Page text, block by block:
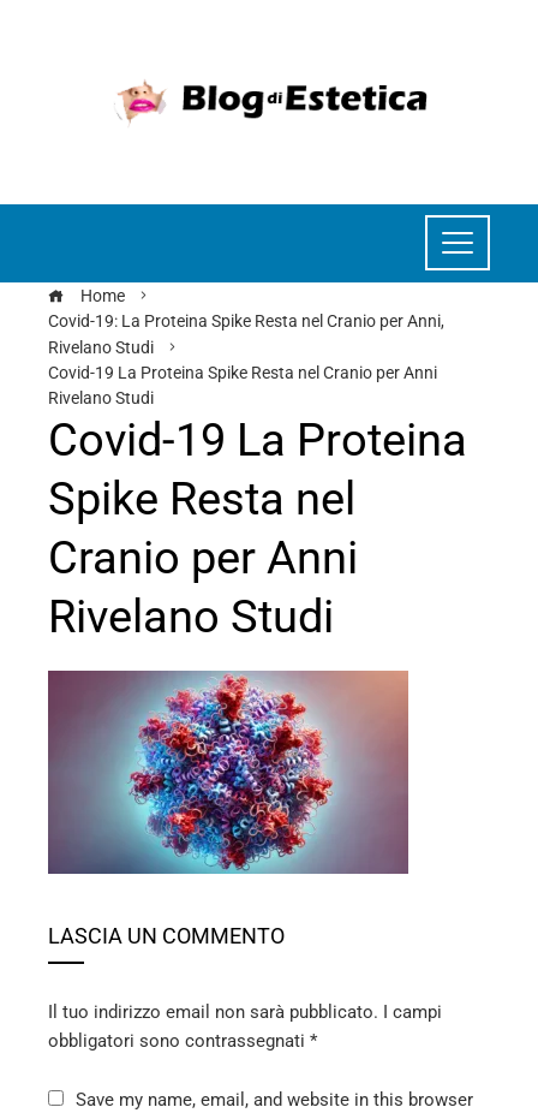
Home
Covid-19: La Proteina Spike Resta nel Cranio per Anni,
Rivelano Studi
Covid-19 La Proteina Spike Resta nel Cranio per Anni
Rivelano Studi
Covid-19 La Proteina
Spike Resta nel
Cranio per Anni
Rivelano Studi
LASCIA UN COMMENTO
Il tuo indirizzo email non sarà pubblicato. I campi
obbligatori sono contrassegnati *
Save my name, email, and website in this browser